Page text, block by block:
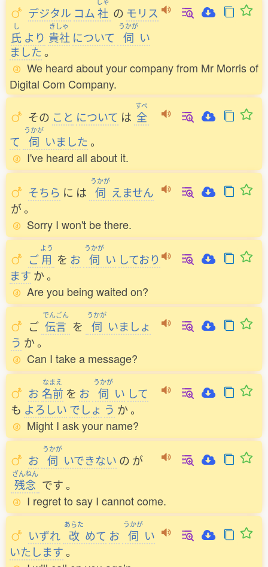
デジタル コム社 の モリス
し
氏 より
きしゃ
貴社 について
うかが
伺 い
ました。
We heard about your company from Mr Morris of
Digital Com Company.
その こと について は
すべ
全
て
うかが
伺 いました。
I've heard all about it.
そちら に は
うかが
伺 えません
が。
Sorry I won't be there.
ご
よう
用 を お
うかが
伺 い しており
ます か。
Are you being waited on?
ご
でんごん
伝言 を
うかが
伺 いましょ
う か。
Can I take a message?
お
なまえ
名前 を お
うかが
伺 い して
も よろしい でしょ う か。
Might I ask your name?
お
うかが
伺 いできない の が
ざんねん
残念 です。
I regret to say I cannot come.
いずれ
あらた
改 めて お
うかが
伺 い
いたします。